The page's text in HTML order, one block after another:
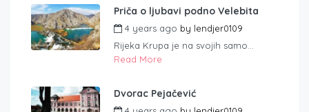
Priča o ljubavi podno Velebita
4 years ago by lendjer0109
Rijeka Krupa je na svojih samo...
Read More
Dvorac Pejačević